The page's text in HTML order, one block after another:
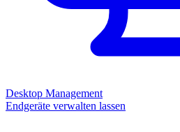
Desktop Management
Endgeräte verwalten lassen